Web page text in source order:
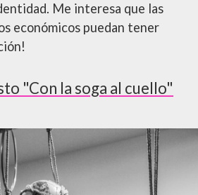
Me interesa que las
económicos puedan tener
"Con la soga al cuello"